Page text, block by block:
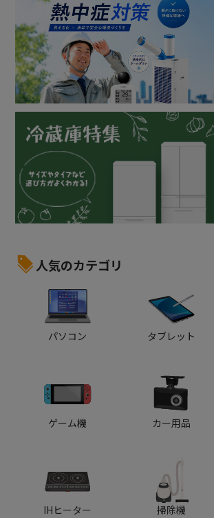
人気のカテゴリ
パソコン タブレット
ゲーム機 カー用品
IHヒーター 掃除機